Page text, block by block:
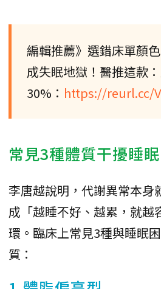
編輯推薦》選錯床單顏
成失眠地獄！醫推這款
30%： https://reurl.cc/
常見3種體質干擾睡眠
李唐越說明，代謝異常本身
成「越睡不好、越累，就越
環。臨床上常見3種與睡眠
質：